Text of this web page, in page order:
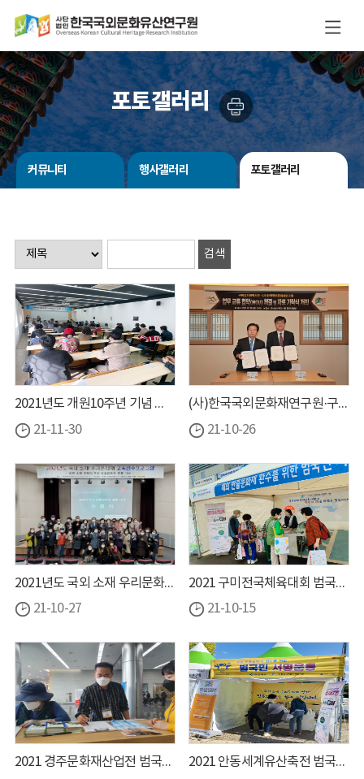
포토갤러리
커뮤니티 행사갤러리 포토갤러리
2021년도 개원10주년 기념 학술대회
21-11-30
(사)한국국외문화재연구원·구미성리학역사관 업무교류 협약체결 ...
21-10-26
2021년도 국외 소재 우리문화재 교육연수프로그램 개최
21-10-27
2021 구미전국체육대회 범국민 홍보 활동
21-10-15
2021 경주문화재산업전 범국민 홍보 활동
2021 안동세계유산축전 범국민 홍보활동